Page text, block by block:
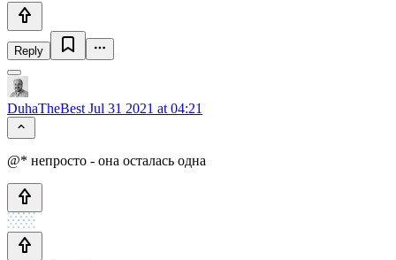
Reply
DuhaTheBest Jul 31 2021 at 04:21
@* непросто - она осталась одна